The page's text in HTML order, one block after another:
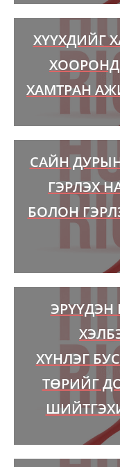
ХҮҮХДИЙГ
ХООРОНД
ХАМТРАН
САЙН
ГЭРЛЭХ
БОЛОН
ХҮНЛЭГ
ТӨРИЙГ